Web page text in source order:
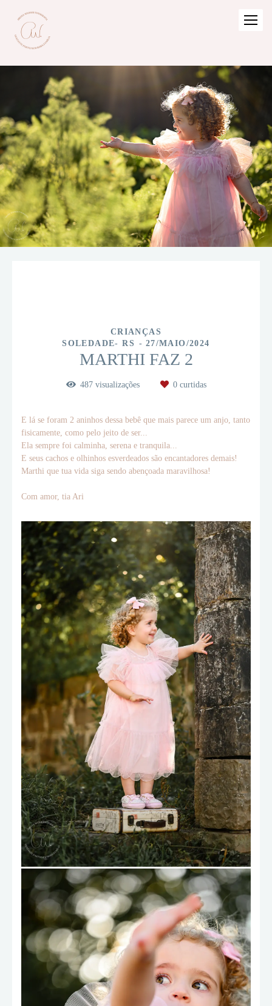
CRIANÇAS
SOLEDADE- RS
27/MAIO/2024
MARTHI FAZ 2
487visualizações 0curtidas
E lá se foram 2 aninhos dessa bebê que mais parece um anjo, tanto
fisicamente, como pelo jeito de ser...
Ela sempre foi calminha, serena e tranquila...
E seus cachos e olhinhos esverdeados são encantadores demais!
Marthi que tua vida siga sendo abençoada maravilhosa!
Com amor, tia Ari